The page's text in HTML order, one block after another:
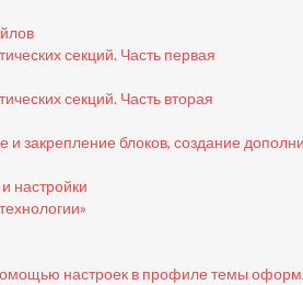
секций. Часть первая
секций. Часть вторая
закрепление блоков, создание
настройки
настроек в профиле темы